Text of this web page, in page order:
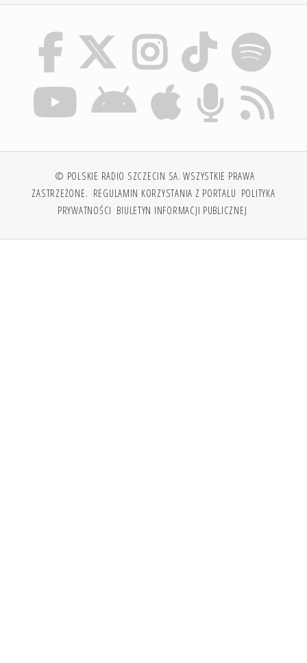
© POLSKIE RADIO SZCZECIN SA. WSZYSTKIE PRAWA
ZASTRZEŻONE. REGULAMIN KORZYSTANIA Z PORTALU POLITYKA
PRYWATNOŚCI BIULETYN INFORMACJI PUBLICZNEJ